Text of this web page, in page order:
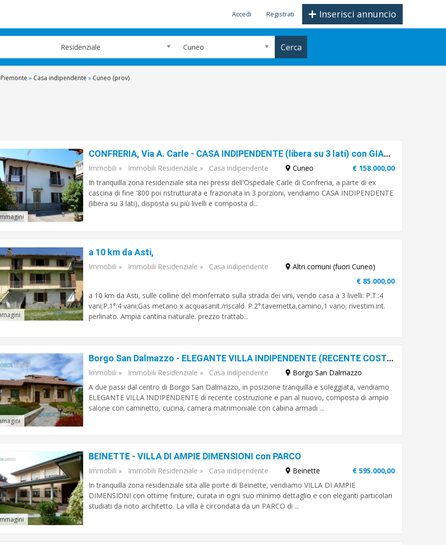
Inserisci annuncio
Accedi Registrati
Residenziale Cuneo Cerca
Piemonte » Casa indipendente » Cuneo (prov)
CONFRERIA, Via A. Carle - CASA INDIPENDENTE (libera su 3 lati) con GIARDINO
Immobili » Immobili Residenziale » Casa indipendente Cuneo
€ 158.000,00
In tranquilla zona residenziale sita nei pressi dell'Ospedale Carle di Confreria, a parte di ex
cascina di fine '800 poi ristrutturata e frazionata in 3 porzioni, vendiamo CASA INDIPENDENTE
(libera su 3 lati), disposta su più livelli e composta d...
a 10 km da Asti,
Immobili » Immobili Residenziale » Casa indipendente
Altri comuni (fuori Cuneo)
€ 85.000,00
a 10 km da Asti, sulle colline del monferrato sulla strada dei vini, vendo casa a 3 livelli: P.T.:4
vani;P.1°:4 vani;Gas metano x acquasanit./riscald. P.2°:tavernetta,camino,1 vano; rivestim.int.
perlinato. Ampia cantina naturale. prezzo trattab...
Borgo San Dalmazzo - ELEGANTE VILLA INDIPENDENTE (RECENTE COSTRUZIONE)
Immobili » Immobili Residenziale » Casa indipendente
Borgo San Dalmazzo
A due passi dal centro di Borgo San Dalmazzo, in posizione tranquilla e soleggiata, vendiamo
ELEGANTE VILLA INDIPENDENTE di recente costruzione e pari al nuovo, composta di ampio
salone con caminetto, cucina, camera matrimoniale con cabina armadi ...
BEINETTE - VILLA DI AMPIE DIMENSIONI con PARCO
Immobili » Immobili Residenziale » Casa indipendente Beinette
€ 595.000,00
In tranquilla zona residenziale sita alle porte di Beinette, vendiamo VILLA DI AMPIE
DIMENSIONI con ottime finiture, curata in ogni suo minimo dettaglio e con eleganti particolari
studiati da noto architetto. La villa è circondata da un PARCO di ...